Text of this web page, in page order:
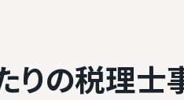
りの税理士